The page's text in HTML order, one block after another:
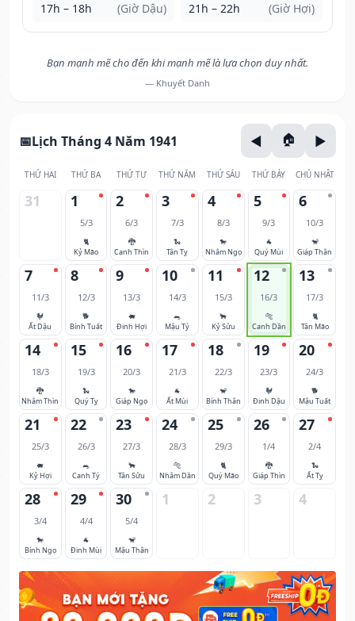
17h – 18h (Giờ Dậu) 21h – 22h (Giờ Hợi)
Bạn mạnh mẽ cho đến khi mạnh mẽ là lựa chọn duy nhất.
— Khuyết Danh
Lịch Tháng 4 Năm 1941
THỨ HAI THỨ BA THỨ TƯ THỨ NĂM THỨ SÁU THỨ BẢY CHỦ NHẬT
31 1
5/3
🐈
Kỷ Mão
2
6/3
🐉
Canh Thìn
3
7/3
🐍
Tân Tỵ
4
8/3
🐎
Nhâm Ngọ
5
9/3
🐐
Quý Mùi
6
10/3
🐒
Giáp Thân
7
11/3
🐓
Ất Dậu
8
12/3
🐕
Bính Tuất
9
13/3
🐖
Đinh Hợi
10
14/3
🐀
Mậu Tý
11
15/3
🐂
Kỷ Sửu
12
16/3
🐅
Canh Dần
13
17/3
🐈
Tân Mão
14
18/3
🐉
Nhâm Thìn
15
19/3
🐍
Quý Tỵ
16
20/3
🐎
Giáp Ngọ
17
21/3
🐐
Ất Mùi
18
22/3
🐒
Bính Thân
19
23/3
🐓
Đinh Dậu
20
24/3
🐕
Mậu Tuất
21
25/3
🐖
Kỷ Hợi
22
26/3
🐀
Canh Tý
23
27/3
🐂
Tân Sửu
24
28/3
🐅
Nhâm Dần
25
29/3
🐈
Quý Mão
26
1/4
🐉
Giáp Thìn
27
2/4
🐍
Ất Tỵ
28
3/4
🐎
Bính Ngọ
29
4/4
🐐
Đinh Mùi
30
5/4
🐒
Mậu Thân
1 2 3 4